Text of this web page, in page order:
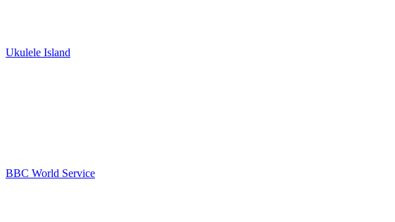
Ukulele Island
BBC World Service